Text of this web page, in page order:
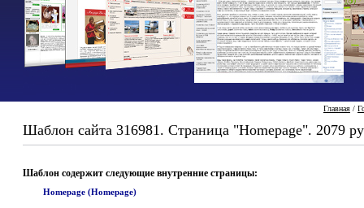
Главная /
Шаблон сайта 316981. Страница "Homepage". 2079
Шаблон содержит следующие внутренние страницы:
Homepage (Homepage)